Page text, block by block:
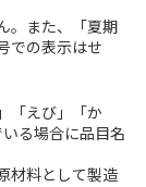
。また、「夏期
での表示はせ
「えび」「か
る場合に品目名
材料として製造